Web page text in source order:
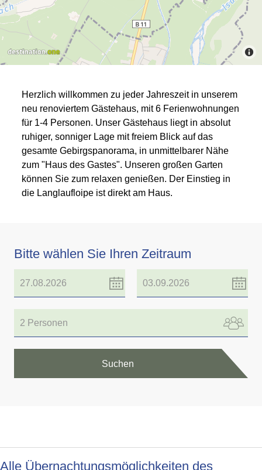
Herzlich willkommen zu jeder Jahreszeit in unserem
neu renoviertem Gästehaus, mit 6 Ferienwohnungen
für 1-4 Personen. Unser Gästehaus liegt in absolut
ruhiger, sonniger Lage mit freiem Blick auf das
gesamte Gebirgspanorama, in unmittelbarer Nähe
zum "Haus des Gastes". Unseren großen Garten
können Sie zum relaxen genießen. Der Einstieg in
die Langlaufloipe ist direkt am Haus.
Bitte wählen Sie Ihren Zeitraum
2 Personen
Suchen
Alle Übernachtungsmöglichkeiten des